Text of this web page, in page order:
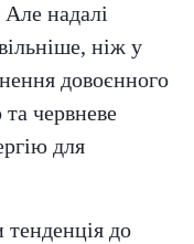
Але надалі
ніж у
довоєнного
червневе
для
до